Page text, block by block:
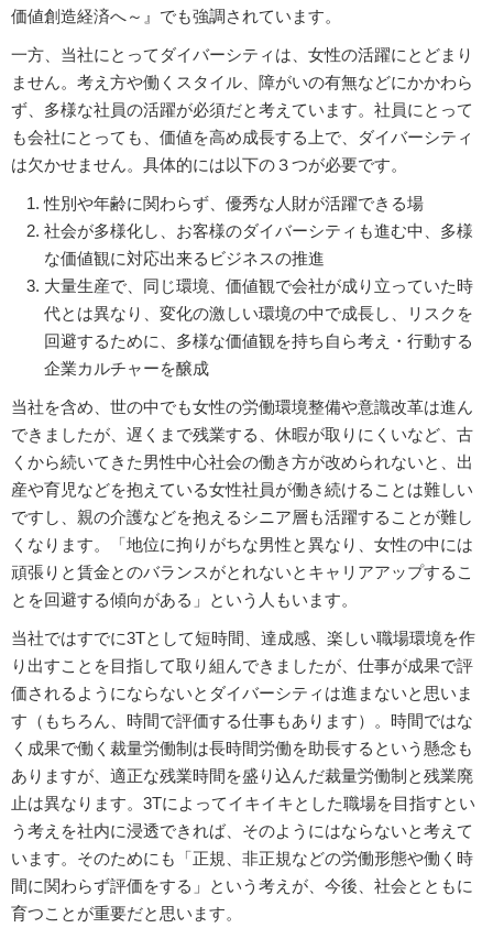
価値創造経済へ～』でも強調されています。
一方、当社にとってダイバーシティは、女性の活躍にとどまり
ません。考え方や働くスタイル、障がいの有無などにかかわら
ず、多様な社員の活躍が必須だと考えています。社員にとって
も会社にとっても、価値を高め成長する上で、ダイバーシティ
は欠かせません。具体的には以下の３つが必要です。
性別や年齢に関わらず、優秀な人財が活躍できる場
社会が多様化し、お客様のダイバーシティも進む中、多様
な価値観に対応出来るビジネスの推進
大量生産で、同じ環境、価値観で会社が成り立っていた時
代とは異なり、変化の激しい環境の中で成長し、リスクを
回避するために、多様な価値観を持ち自ら考え・行動する
企業カルチャーを醸成
当社を含め、世の中でも女性の労働環境整備や意識改革は進ん
できましたが、遅くまで残業する、休暇が取りにくいなど、古
くから続いてきた男性中心社会の働き方が改められないと、出
産や育児などを抱えている女性社員が働き続けることは難しい
ですし、親の介護などを抱えるシニア層も活躍することが難し
くなります。「地位に拘りがちな男性と異なり、女性の中には
頑張りと賃金とのバランスがとれないとキャリアアップするこ
とを回避する傾向がある」という人もいます。
当社ではすでに3Tとして短時間、達成感、楽しい職場環境を作
り出すことを目指して取り組んできましたが、仕事が成果で評
価されるようにならないとダイバーシティは進まないと思いま
す（もちろん、時間で評価する仕事もあります）。時間ではな
く成果で働く裁量労働制は長時間労働を助長するという懸念も
ありますが、適正な残業時間を盛り込んだ裁量労働制と残業廃
止は異なります。3Tによってイキイキとした職場を目指すとい
う考えを社内に浸透できれば、そのようにはならないと考えて
います。そのためにも「正規、非正規などの労働形態や働く時
間に関わらず評価をする」という考えが、今後、社会とともに
育つことが重要だと思います。